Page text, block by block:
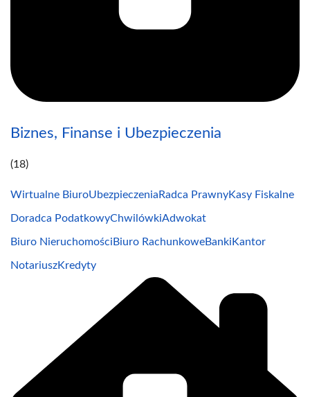
Biznes, Finanse i Ubezpieczenia
(18)
Wirtualne BiuroUbezpieczenia Radca PrawnyKasy Fiskalne
Doradca PodatkowyChwilówkiAdwokat
Biuro Nieruchomości Biuro RachunkoweBanki Kantor
NotariuszKredyty